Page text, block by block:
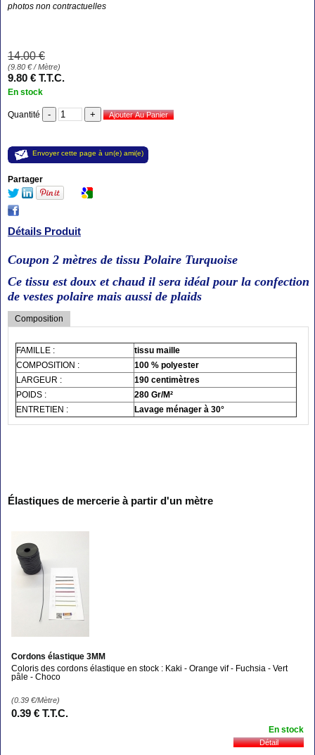
photos non contractuelles
14.00 €
(9.80 €/ Mètre)
9.80 € T.T.C.
En stock
Quantité
Envoyer cette page à un(e) ami(e)
Partager
Détails Produit
Coupon 2 mètres de tissu Polaire Turquoise
Ce tissu est doux et chaud il sera idéal pour la confection
de vestes polaire mais aussi de plaids
Composition
FAMILLE :
tissu maille
COMPOSITION :
100 % polyester
LARGEUR :
190 centimètres
POIDS :
280 Gr/M²
ENTRETIEN :
Lavage ménager à 30°
Élastiques de mercerie à partir d'un mètre
Cordons élastique 3MM
Coloris des cordons élastique en stock : Kaki - Orange vif - Fuchsia - Vert
pâle - Choco
(0.39 €/Mètre)
0.39 € T.T.C.
En stock